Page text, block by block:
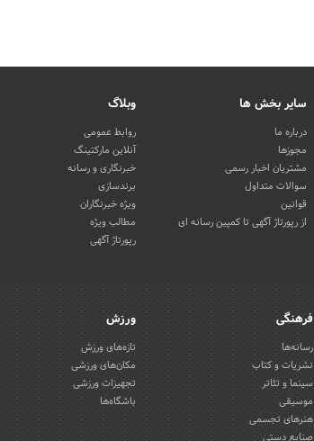
سایر بخش ها
درباره ما
مجوزها
مشتریان اخبار رسمی
سوالات متداول
قوانین
از رپورتاژ آگهی تا کمپین رسانه ای
وبلاگ
روابط عمومی
آنلاین مارکتینگ
خبرنگاری و رسانه
برندسازی
ویژه خبرنگاران
مطالب ویژه
رپورتاژ آگهی
فرهنگی
رسانه‌ها
نشریات و کتاب
سینما و تئاتر
موسیقی
هنرهای تجسمی
صنایع دستی
ورزش
تازه‌های ورزش
مکان‌های ورزشی
تجهیزات ورزشی
باشگاه‌ها